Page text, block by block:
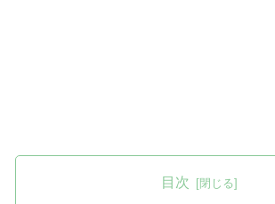
目次